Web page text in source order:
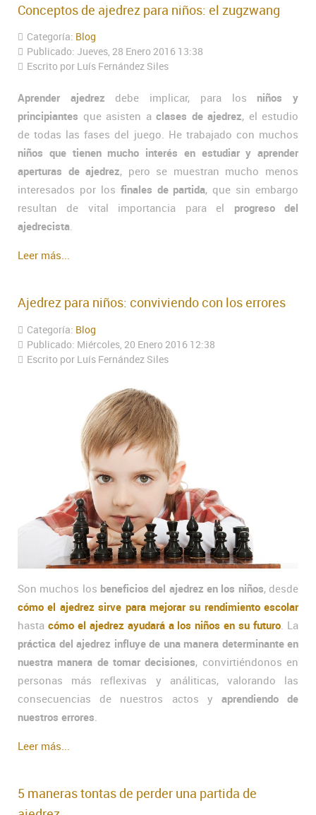
Conceptos de ajedrez para niños: el zugzwang
Categoría: Blog
Publicado: Jueves, 28 Enero 2016 13:38
Escrito por Luís Fernández Siles
Aprender ajedrez debe implicar, para los niños y
principiantes que asisten a clases de ajedrez, el estudio
de todas las fases del juego. He trabajado con muchos
niños que tienen mucho interés en estudiar y aprender
aperturas de ajedrez, pero se muestran mucho menos
interesados por los finales de partida, que sin embargo
resultan de vital importancia para el progreso del
ajedrecista.
Leer más...
Ajedrez para niños: conviviendo con los errores
Categoría: Blog
Publicado: Miércoles, 20 Enero 2016 12:38
Escrito por Luís Fernández Siles
Son muchos los beneficios del ajedrez en los niños, desde
cómo el ajedrez sirve para mejorar su rendimiento escolar
hasta cómo el ajedrez ayudará a los niños en su futuro . La
práctica del ajedrez influye de una manera determinante en
nuestra manera de tomar decisiones, convirtiéndonos en
personas más reflexivas y análiticas, valorando las
consecuencias de nuestros actos y aprendiendo de
nuestros errores
Leer más...
5 maneras tontas de perder una partida de